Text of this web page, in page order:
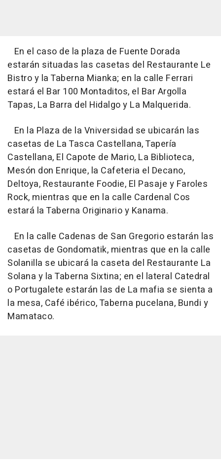
En el caso de la plaza de Fuente Dorada
estarán situadas las casetas del Restaurante Le
Bistro y la Taberna Mianka; en la calle Ferrari
estará el Bar 100 Montaditos, el Bar Argolla
Tapas, La Barra del Hidalgo y La Malquerida.
En la Plaza de la Vniversidad se ubicarán las
casetas de La Tasca Castellana, Tapería
Castellana, El Capote de Mario, La Biblioteca,
Mesón don Enrique, la Cafeteria el Decano,
Deltoya, Restaurante Foodie, El Pasaje y Faroles
Rock, mientras que en la calle Cardenal Cos
estará la Taberna Originario y Kanama.
En la calle Cadenas de San Gregorio estarán las
casetas de Gondomatik, mientras que en la calle
Solanilla se ubicará la caseta del Restaurante La
Solana y la Taberna Sixtina; en el lateral Catedral
o Portugalete estarán las de La mafia se sienta a
la mesa, Café ibérico, Taberna pucelana, Bundi y
Mamataco.